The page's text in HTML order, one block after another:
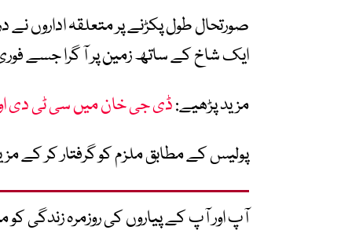
صورتحال طول پکڑنے پر متعلقہ اداروں
ایک شاخ کے ساتھ زمین پر آ گرا جسے فوری
مزید پڑھیے:ڈی جی خان میں سی ٹی دی اور
پولیس کے مطابق ملزم کو گرفتار کر کے
آپ اور آپ کے پیاروں کی روزمرہ زندگی